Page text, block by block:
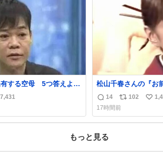
数
有する空母 5つ答えよ』
日本」
松山千春さんの『お
うか？』の一言で… 中森明菜さんが思わず本
音をこぼす瞬間😭
返
信
数
14
リ
ポ
ス
102
い
ね
17時間前
もっと見る